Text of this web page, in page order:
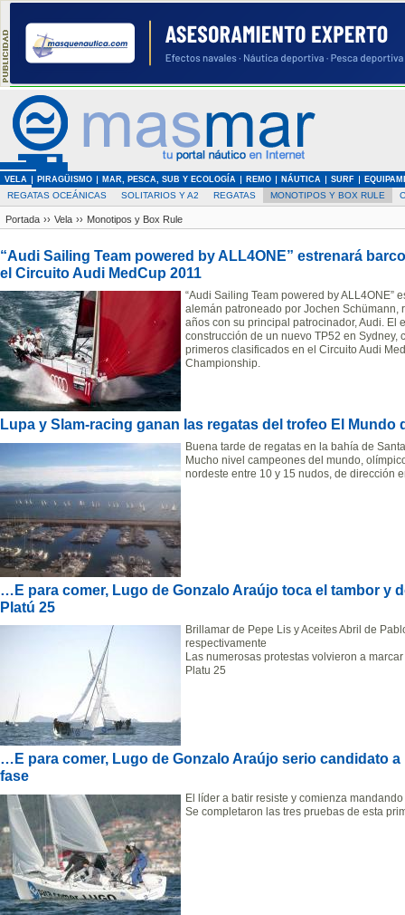
VELA PIRAGÜISMO MAR, PESCA, SUB Y ECOLOGÍA REMO NÁUTICA SURF
REGATAS OCEÁNICAS SOLITARIOS Y A2 REGATAS MONOTIPOS Y BOX RULE
Portada ›› Vela ›› Monotipos y Box Rule
“Audi Sailing Team powered by ALL4ONE” estrenará
el Circuito Audi MedCup 2011
“Audi Sailing Team powered by ALL4ONE”
alemán patroneado por Jochen Schümann,
años con su principal patrocinador, Audi. El
construcción de un nuevo TP52 en Sydney,
primeros clasificados en el Circuito Audi
Championship.
Lupa y Slam-racing ganan las regatas del trofeo El Mundo
Buena tarde de regatas en la bahía de
Mucho nivel campeones del mundo,
nordeste entre 10 y 15 nudos, de dirección
…E para comer, Lugo de Gonzalo Araújo toca el tambor y
Platú 25
Brillamar de Pepe Lis y Aceites Abril de
respectivamente
Las numerosas protestas volvieron a
Platu 25
…E para comer, Lugo de Gonzalo Araújo serio candidato
fase
El líder a batir resiste y comienza
Se completaron las tres pruebas de esta